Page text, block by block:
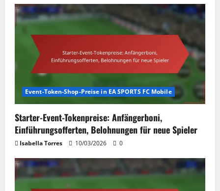
Event-Token-Shop-Preise in EA SPORTS FC Mobile
Starter-Event-Tokenpreise: Anfängerboni,
Einführungsofferten, Belohnungen für neue Spieler
Isabella Torres 10/03/2026 0